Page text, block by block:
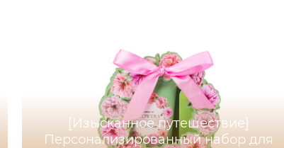
[Изысканное путешествие]
Персонализированный набор для